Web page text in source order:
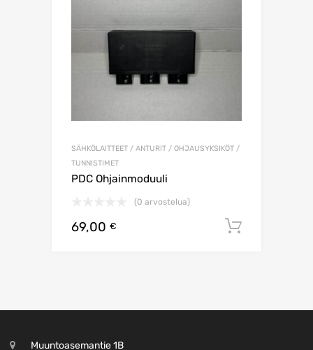
SÄHKÖLAITTEET / ANTURIT / OHJAUSYKSIKÖT /
TUNNISTIMET
PDC Ohjainmoduuli
(0 arvostelua)
69,00 €
Muuntoasemantie 1B